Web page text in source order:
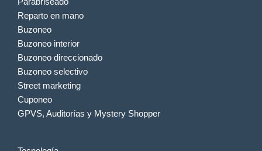
Reparto en mano
Buzoneo
Buzoneo interior
Buzoneo direccionado
Buzoneo selectivo
Street marketing
Cuponeo
GPVS, Auditorías y Mystery Shopper